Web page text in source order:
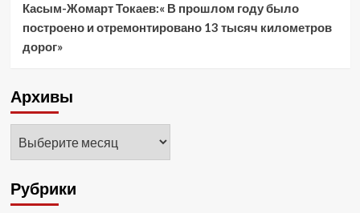
Касым-Жомарт Токаев:« В прошлом году было
построено и отремонтировано 13 тысяч километров
дорог»
Архивы
Рубрики